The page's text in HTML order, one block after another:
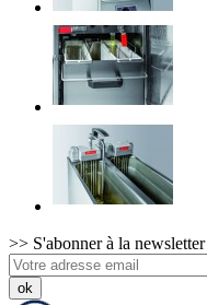
>> S'abonner à la newsletter